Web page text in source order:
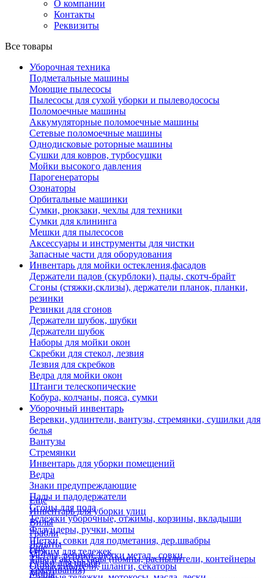
О компании
Контакты
Реквизиты
Все товары
Уборочная техника
Подметальные машины
Моющие пылесосы
Пылесосы для сухой уборки и пылеводососы
Поломоечные машины
Аккумуляторные поломоечные машины
Сетевые поломоечные машины
Однодисковые роторные машины
Сушки для ковров, турбосушки
Мойки высокого давления
Парогенераторы
Озонаторы
Орбитальные машинки
Сумки, рюкзаки, чехлы для техники
Сумки для клининга
Мешки для пылесосов
Аксессуары и инструменты для чистки
Запасные части для оборудования
Инвентарь для мойки остекления,фасадов
Держатели падов (скурблоки), пады, скотч-брайт
Сгоны (стяжки,склизы), держатели планок, планки,
резинки
Резинки для сгонов
Держатели шубок, шубки
Держатели шубок
Наборы для мойки окон
Скребки для стекол, лезвия
Лезвия для скребков
Ведра для мойки окон
Штанги телескопические
Кобура, колчаны, пояса, сумки
Уборочный инвентарь
Веревки, удлинтели, вантузы, стремянки, сушилки для
белья
Вантузы
Стремянки
Инвентарь для уборки помещений
Ведра
Знаки предупреждающие
Пады и падодержатели
Сгоны для пола
Тележки уборочные, отжимы, корзины, вкладыши
Флаундеры, ручки, мопы
Щетки, совки для подметания, дер.швабры
Отжим для тележек
Ручки для швабр
Мопы
Еще
Инвентарь для уборки улиц
Вилы
Грабли
Лопаты
Метлы, веники, щетки метал., совки
Опрыскиватели, шланги, секаторы
Еще
Тара и аксессуары (помпы, распылители, контейнеры
замачивания)